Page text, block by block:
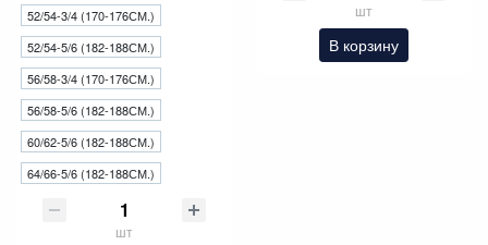
52/54-3/4 (170-176СМ.)
52/54-5/6 (182-188СМ.)
56/58-3/4 (170-176СМ.)
56/58-5/6 (182-188СМ.)
60/62-5/6 (182-188СМ.)
64/66-5/6 (182-188СМ.)
шт
шт
В корзину